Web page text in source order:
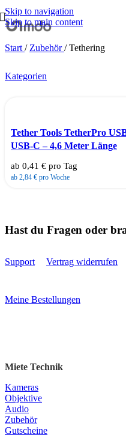
Skip to navigation
Skip to main content
Start / Zubehör/ Tethering
Kategorien
Tether Tools TetherPro
USB-C – 4,6 Meter Länge
ab 0,41 € pro Tag
ab 2,84 € pro Woche
Hast du Fragen oder
Support Vertrag widerrufen
Meine Bestellungen
Miete Technik
Kameras
Objektive
Audio
Zubehör
Gutscheine